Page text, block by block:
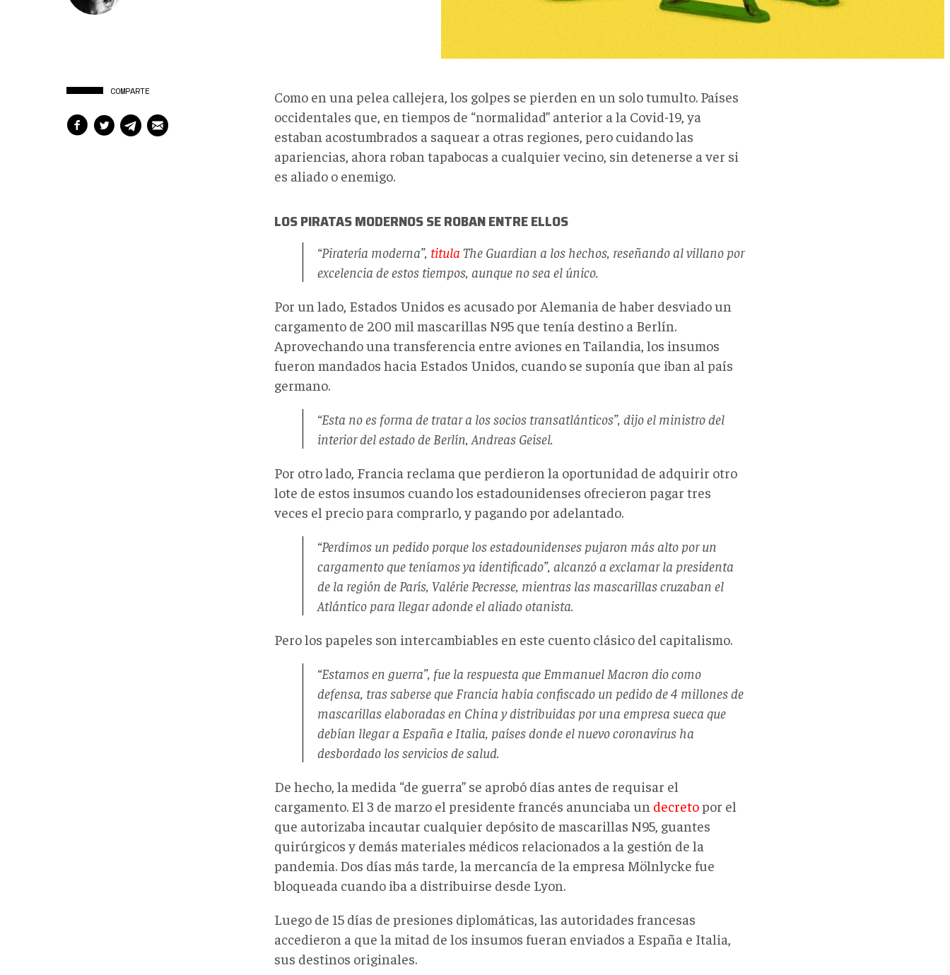
COMPARTE
Como en una pelea callejera, los golpes se pierden en un solo tumulto. Países
occidentales que, en tiempos de “normalidad” anterior a la Covid-19, ya
estaban acostumbrados a saquear a otras regiones, pero cuidando las
apariencias, ahora roban tapabocas a cualquier vecino, sin detenerse a ver si
es aliado o enemigo.
LOS PIRATAS MODERNOS SE ROBAN ENTRE ELLOS
“Piratería moderna”, titula The Guardian a los hechos, reseñando al villano por
excelencia de estos tiempos, aunque no sea el único.
Por un lado, Estados Unidos es acusado por Alemania de haber desviado un
cargamento de 200 mil mascarillas N95 que tenía destino a Berlín.
Aprovechando una transferencia entre aviones en Tailandia, los insumos
fueron mandados hacia Estados Unidos, cuando se suponía que iban al país
germano.
“Esta no es forma de tratar a los socios transatlánticos”, dijo el ministro del
interior del estado de Berlín, Andreas Geisel.
Por otro lado, Francia reclama que perdieron la oportunidad de adquirir otro
lote de estos insumos cuando los estadounidenses ofrecieron pagar tres
veces el precio para comprarlo, y pagando por adelantado.
“Perdimos un pedido porque los estadounidenses pujaron más alto por un
cargamento que teníamos ya identificado”, alcanzó a exclamar la presidenta
de la región de París, Valérie Pecresse, mientras las mascarillas cruzaban el
Atlántico para llegar adonde el aliado otanista.
Pero los papeles son intercambiables en este cuento clásico del capitalismo.
“Estamos en guerra”, fue la respuesta que Emmanuel Macron dio como
defensa, tras saberse que Francia había confiscado un pedido de 4 millones de
mascarillas elaboradas en China y distribuidas por una empresa sueca que
debían llegar a España e Italia, países donde el nuevo coronavirus ha
desbordado los servicios de salud.
De hecho, la medida “de guerra” se aprobó días antes de requisar el
cargamento. El 3 de marzo el presidente francés anunciaba un decretopor el
que autorizaba incautar cualquier depósito de mascarillas N95, guantes
quirúrgicos y demás materiales médicos relacionados a la gestión de la
pandemia. Dos días más tarde, la mercancía de la empresa Mölnlycke fue
bloqueada cuando iba a distribuirse desde Lyon.
Luego de 15 días de presiones diplomáticas, las autoridades francesas
accedieron a que la mitad de los insumos fueran enviados a España e Italia,
sus destinos originales.